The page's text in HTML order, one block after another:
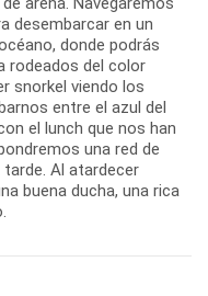
desembarcar en un
donde podrás
rodeados del color
snorkel viendo los
entre el azul del
el lunch que nos han
una red de
Al atardecer
buena ducha, una rica